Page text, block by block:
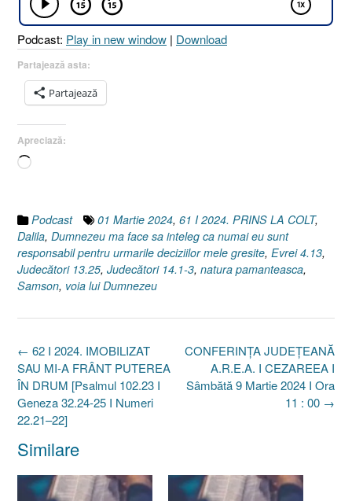
Podcast: Play in new window | Download
Partajează asta:
Partajează
Apreciază:
Încarc...
Podcast 01 Martie 2024, 61 I 2024. PRINS LA COLT,
Dalila, Dumnezeu ma face sa inteleg ca numai eu sunt
responsabil pentru urmarile deciziilor mele gresite, Evrei 4.13,
Judecători 13.25, Judecători 14.1-3, natura pamanteasca,
Samson, voia lui Dumnezeu
Post
navigation
CONFERINȚA JUDEȚEANĂ
A.R.E.A. I CEZAREEA I
Sâmbătă 9 Martie 2024 I Ora
11 : 00 →
← 62 I 2024. IMOBILIZAT
SAU MI-A FRÂNT PUTEREA
ÎN DRUM [Psalmul 102.23 I
Geneza 32.24-25 I Numeri
22.21–22]
Similare